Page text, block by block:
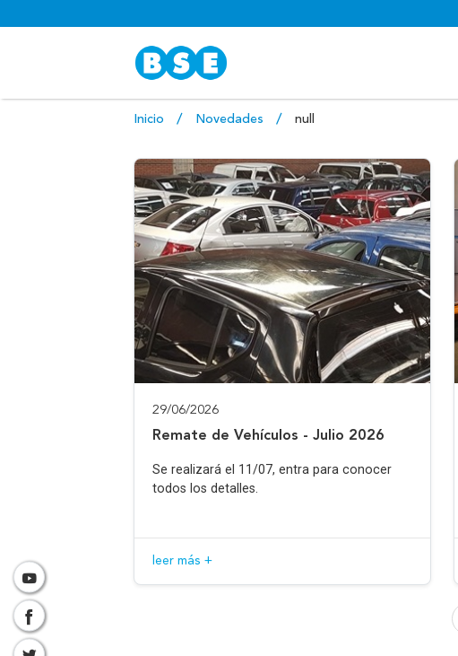
Inicio Novedades null
29/06/2026
Remate de Vehículos - Julio 2026
Se realizará el 11/07, entra para conocer
todos los detalles.
leer más +